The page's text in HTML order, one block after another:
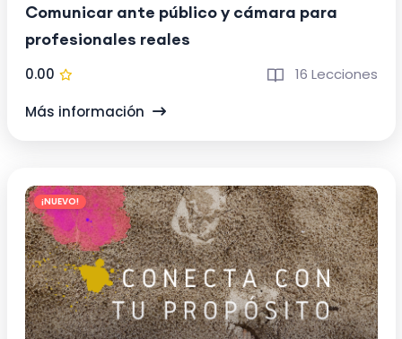
Comunicar ante público y cámara para
profesionales reales
0.00
16 Lecciones
Más información
¡NUEVO!